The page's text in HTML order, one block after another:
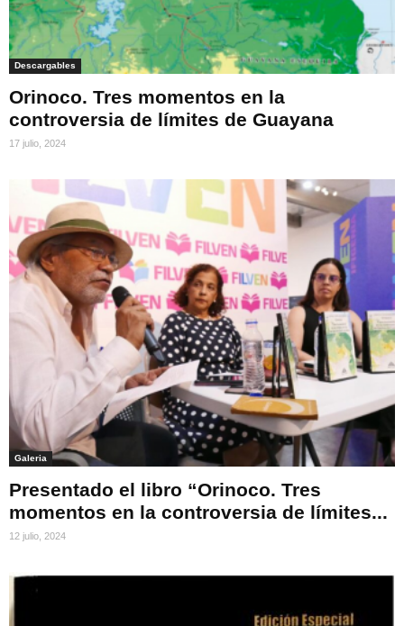
Descargables
Orinoco. Tres momentos en la
controversia de límites de Guayana
17 julio, 2024
Galeria
Presentado el libro “Orinoco. Tres
momentos en la controversia de límites...
12 julio, 2024